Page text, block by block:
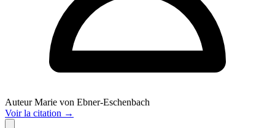
Auteur Marie von Ebner-Eschenbach
Voirla citation →